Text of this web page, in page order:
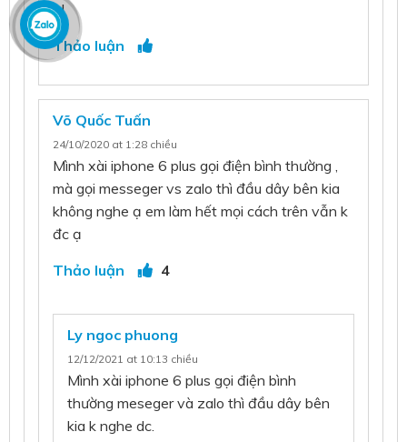
ạ!
Thảo luận
Võ Quốc Tuấn
24/10/2020 at 1:28 chiều
Mình xài iphone 6 plus gọi điện bình thường ,
mà gọi messeger vs zalo thì đầu dây bên kia
không nghe ạ em làm hết mọi cách trên vẫn k
đc ạ
4
Thảo luận
Ly ngoc phuong
12/12/2021 at 10:13 chiều
Mình xài iphone 6 plus gọi điện bình
thường meseger và zalo thì đầu dây bên
kia k nghe dc.